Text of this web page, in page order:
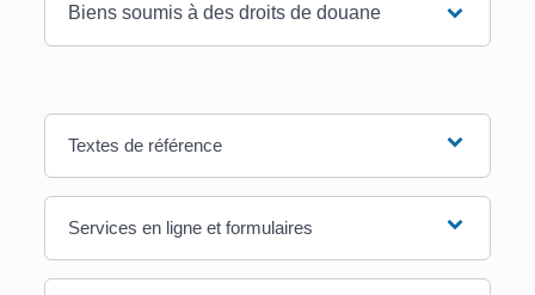
Biens soumis à des droits de douane
Textes de référence
Services en ligne et formulaires